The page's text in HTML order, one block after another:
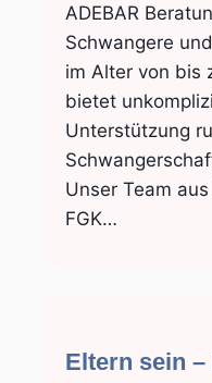
ADEBAR
Schwangere
im Alter von bis
bietet
Unterstützung
Unser Team
FGK…
Eltern sein